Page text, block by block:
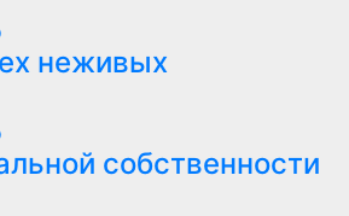
неживых
собственности